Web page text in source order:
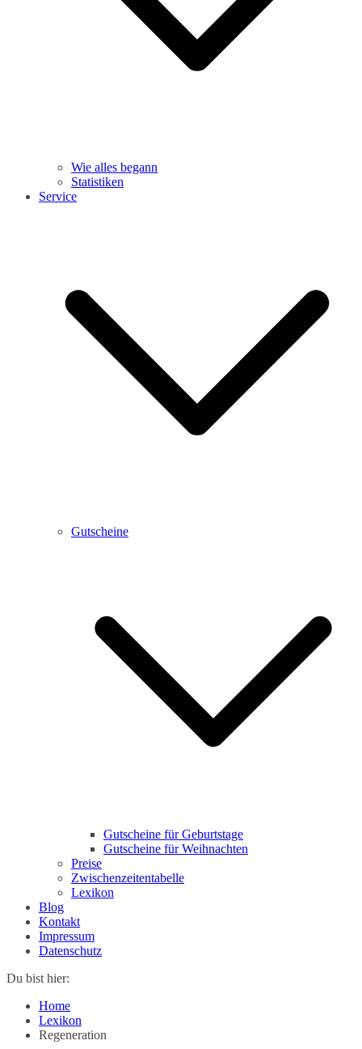
Wie alles begann
Statistiken
Service
Gutscheine
Gutscheine für Geburtstage
Gutscheine für Weihnachten
Preise
Zwischenzeitentabelle
Lexikon
Blog
Kontakt
Impressum
Datenschutz
Du bist hier:
Home
Lexikon
Regeneration